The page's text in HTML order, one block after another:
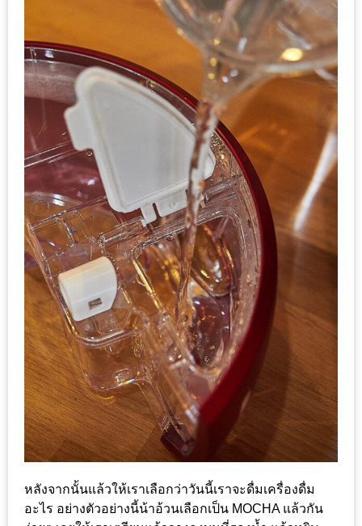
FACEBOOK
TIMELINE
POLICY
OKTOBERFEST
ครั้ง
ที่
2
เทศกาล
เบียร์
ใหญ่
ที่สุด
ใน
โลก
กับ
โรง
แรม
ฮอ
ลิ
เดย์
หลังจากนั้นแล้วให้เราเลือกว่าวันนี้เราจะดื่มเครื่องดื่ม
อะไร อย่างตัวอย่างนี้น้าอ้วนเลือกเป็น MOCHA แล้วกัน